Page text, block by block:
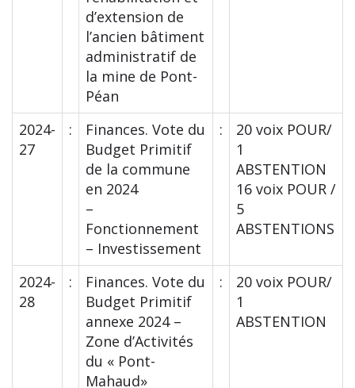
d’extension de
l’ancien bâtiment
administratif de
la mine de Pont-
Péan
2024-
27
:
Finances. Vote du
Budget Primitif
de la commune
en 2024
–
Fonctionnement
– Investissement
:
20 voix POUR/
1
ABSTENTION
16 voix POUR /
5
ABSTENTIONS
2024-
28
:
Finances. Vote du
Budget Primitif
annexe 2024 –
Zone d’Activités
du « Pont-
Mahaud»
:
20 voix POUR/
1
ABSTENTION